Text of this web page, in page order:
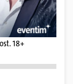
18+